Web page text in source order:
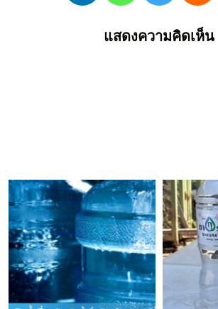
แสดงความคิดเห็น